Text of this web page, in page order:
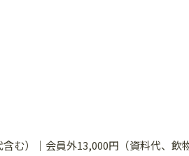
む）｜会員外13,000円（資料代、飲